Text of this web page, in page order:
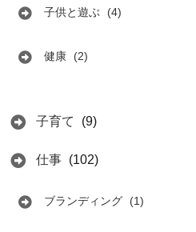
子供と遊ぶ (4)
健康 (2)
子育て (9)
仕事 (102)
ブランディング (1)